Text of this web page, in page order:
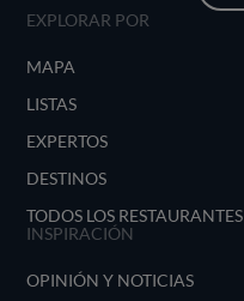
EXPLORAR POR
MAPA
LISTAS
EXPERTOS
DESTINOS
TODOS LOS RESTAURANTES
INSPIRACIÓN
OPINIÓN Y NOTICIAS